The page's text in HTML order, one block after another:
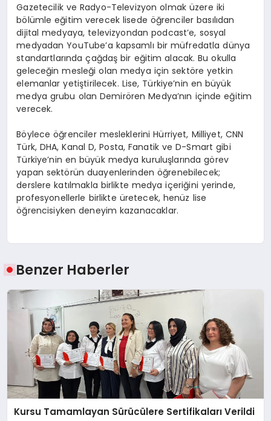
Gazetecilik ve Radyo-Televizyon olmak üzere iki
bölümle eğitim verecek lisede öğrenciler basılıdan
dijital medyaya, televizyondan podcast’e, sosyal
medyadan YouTube’a kapsamlı bir müfredatla dünya
standartlarında çağdaş bir eğitim alacak. Bu okulla
geleceğin mesleği olan medya için sektöre yetkin
elemanlar yetiştirilecek. Lise, Türkiye’nin en büyük
medya grubu olan Demirören Medya’nın içinde eğitim
verecek.
Böylece öğrenciler mesleklerini Hürriyet, Milliyet, CNN
Türk, DHA, Kanal D, Posta, Fanatik ve D-Smart gibi
Türkiye’nin en büyük medya kuruluşlarında görev
yapan sektörün duayenlerinden öğrenebilecek;
derslere katılmakla birlikte medya içeriğini yerinde,
profesyonellerle birlikte üretecek, henüz lise
öğrencisiyken deneyim kazanacaklar.
Benzer Haberler
Kursu Tamamlayan Sürücülere Sertifikaları Verildi